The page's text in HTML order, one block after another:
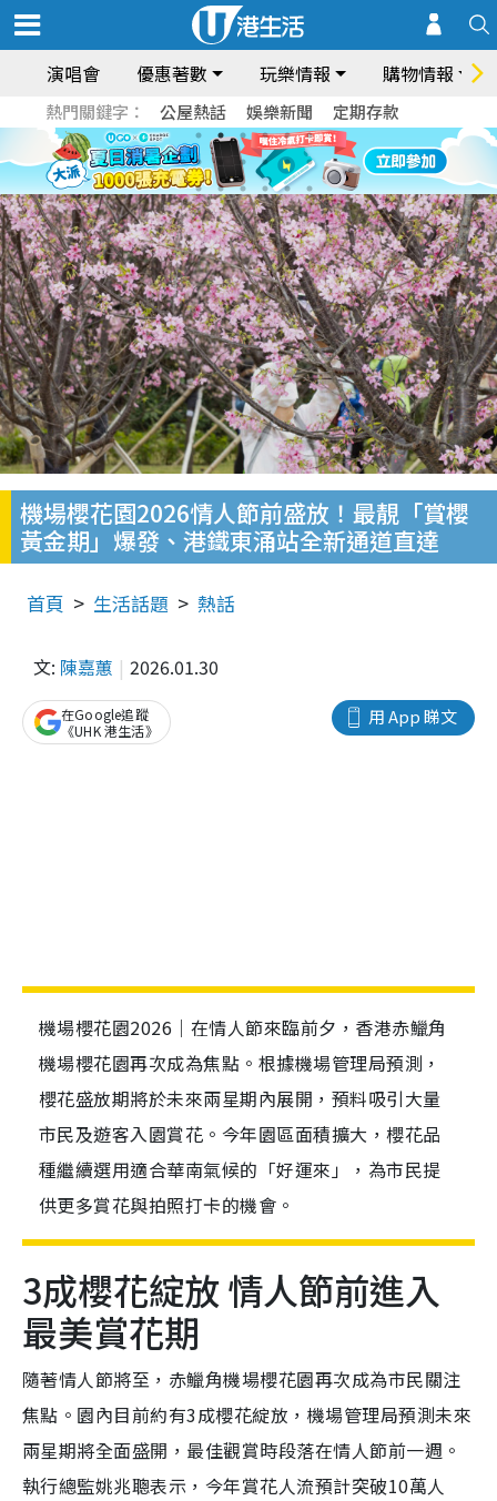
演唱會 優惠著數 玩樂情報 購物情報
熱門關鍵字： 公屋熱話 娛樂新聞 定期存款
機場櫻花園2026情人節前盛放！最靚「賞櫻
黃金期」爆發、港鐵東涌站全新通道直達
首頁 生活話題 熱話
文: 陳嘉蕙 2026.01.30
用 App 睇文
在Google追蹤
《UHK 港生活》
機場櫻花園2026｜在情人節來臨前夕，香港赤鱲角
機場櫻花園再次成為焦點。根據機場管理局預測，
櫻花盛放期將於未來兩星期內展開，預料吸引大量
市民及遊客入園賞花。今年園區面積擴大，櫻花品
種繼續選用適合華南氣候的「好運來」，為市民提
供更多賞花與拍照打卡的機會。
3成櫻花綻放 情人節前進入
最美賞花期
隨著情人節將至，赤鱲角機場櫻花園再次成為市民關注
焦點。園內目前約有3成櫻花綻放，機場管理局預測未來
兩星期將全面盛開，最佳觀賞時段落在情人節前一週。
執行總監姚兆聰表示，今年賞花人流預計突破10萬人